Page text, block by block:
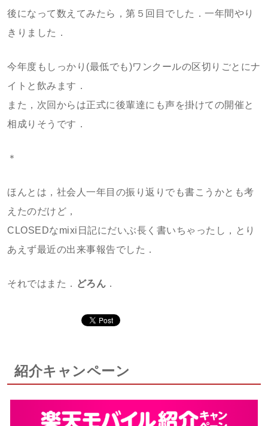
後になって数えてみたら，第５回目でした．一年間やり
きりました．
今年度もしっかり(最低でも)ワンクールの区切りごとにナ
イトと飲みます．
また，次回からは正式に後輩達にも声を掛けての開催と
相成りそうです．
＊
ほんとは，社会人一年目の振り返りでも書こうかとも考
えたのだけど，
CLOSEDなmixi日記にだいぶ長く書いちゃったし，とり
あえず最近の出来事報告でした．
それではまた． どろん ．
紹介キャンペーン